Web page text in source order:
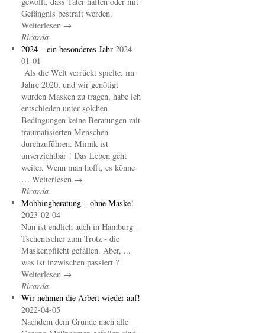
Gefängnis bestraft werden.
Weiterlesen →
Ricarda
2024 – ein besonderes Jahr 2024-
01-01
Als die Welt verrückt spielte, im
Jahre 2020, und wir genötigt
wurden Masken zu tragen, habe ich
entschieden unter solchen
Bedingungen keine Beratungen mit
traumatisierten Menschen
durchzuführen. Mimik ist
unverzichtbar ! Das Leben geht
weiter. Wenn man hofft, es könne
… Weiterlesen →
Ricarda
Mobbingberatung – ohne Maske!
2023-02-04
Nun ist endlich auch in Hamburg -
Tschentscher zum Trotz - die
Maskenpflicht gefallen. Aber, ...
was ist inzwischen passiert ?
Weiterlesen →
Ricarda
Wir nehmen die Arbeit wieder auf!
2022-04-05
Nachdem dem Grunde nach alle